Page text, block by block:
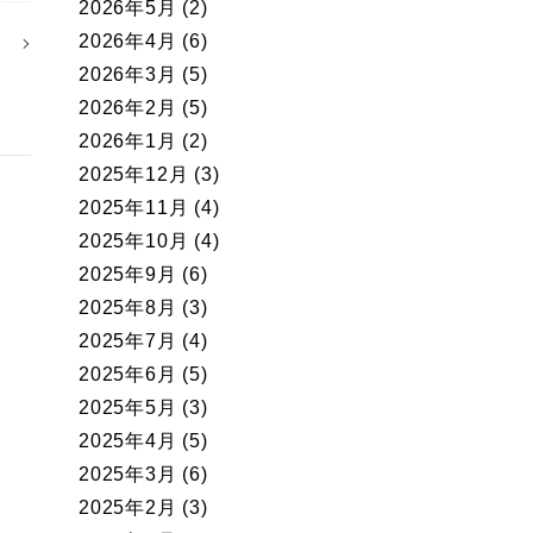
2026年5月 (2)
2026年4月 (6)
2026年3月 (5)
2026年2月 (5)
2026年1月 (2)
2025年12月 (3)
2025年11月 (4)
2025年10月 (4)
2025年9月 (6)
2025年8月 (3)
2025年7月 (4)
2025年6月 (5)
2025年5月 (3)
2025年4月 (5)
2025年3月 (6)
2025年2月 (3)